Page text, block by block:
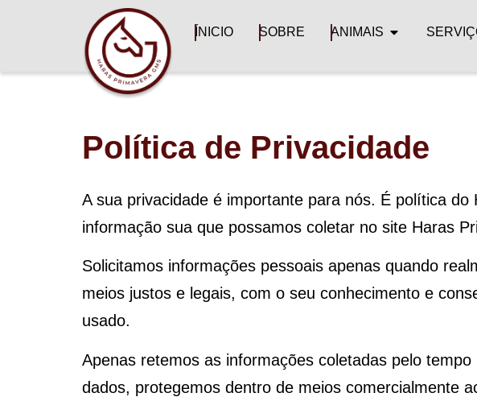
ÍNICIO SOBRE ANIMAIS
Política de Privacidade
A sua privacidade é importante para nós. É política
informação sua que possamos coletar no site Haras
Solicitamos informações pessoais apenas quando
meios justos e legais, com o seu conhecimento e
usado.
Apenas retemos as informações coletadas pelo
dados, protegemos dentro de meios comercialmente